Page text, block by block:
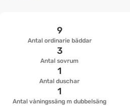
Antal ordinarie bäddar
9
Antal sovrum
3
Antal duschar
1
Antal våningssäng m dubbelsäng
1